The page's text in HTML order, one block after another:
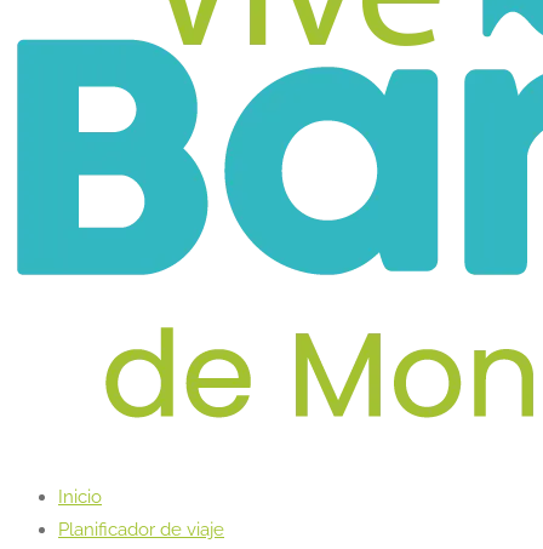
Inicio
Planificador de viaje